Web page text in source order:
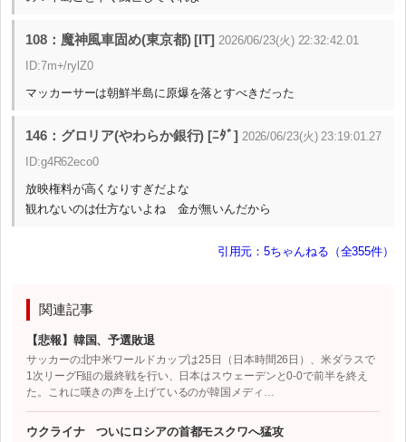
108：魔神風車固め(東京都) [IT] 2026/06/23(火) 22:32:42.01
ID:7m+/rylZ0
マッカーサーは朝鮮半島に原爆を落とすべきだった
146：グロリア(やわらか銀行) [ﾆﾀﾞ] 2026/06/23(火) 23:19:01.27
ID:g4R62eco0
放映権料が高くなりすぎだよな
観れないのは仕方ないよね 金が無いんだから
引用元：5ちゃんねる（全355件）
関連記事
【悲報】韓国、予選敗退
サッカーの北中米ワールドカップは25日（日本時間26日）、米ダラスで
1次リーグF組の最終戦を行い、日本はスウェーデンと0-0で前半を終え
た。これに嘆きの声を上げているのが韓国メディ…
ウクライナ ついにロシアの首都モスクワへ猛攻